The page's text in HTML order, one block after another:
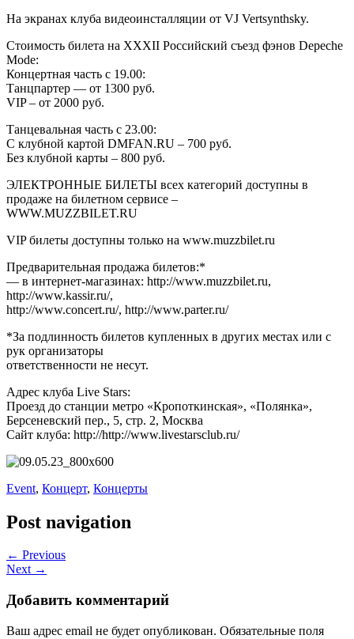
На экранах клуба видеоинсталляции от VJ Vertsynthsky.
Стоимость билета на XXXII Российский съезд фэнов Depeche
Mode:
Концертная часть с 19.00:
Танцпартер — от 1300 руб.
VIP – от 2000 руб.
Танцевальная часть с 23.00:
С клубной картой DMFAN.RU – 700 руб.
Без клубной карты – 800 руб.
ЭЛЕКТРОННЫЕ БИЛЕТЫ всех категорий доступны в
продаже на билетном сервисе –
WWW.MUZZBILET.RU
VIP билеты доступны только на www.muzzbilet.ru
Предварительная продажа билетов:*
— в интернет-магазинах: http://www.muzzbilet.ru,
http://www.kassir.ru/,
http://www.concert.ru/, http://www.parter.ru/
*За подлинность билетов купленных в других местах или с
рук организаторы
ответственности не несут.
Адрес клуба Live Stars:
Проезд до станции метро «Кропоткинская», «Полянка»,
Берсеневский пер., 5, стр. 2, Москва
Сайт клуба: http://http://www.livestarsclub.ru/
Event, Концерт, Концерты
Post navigation
← Previous
Next →
Добавить комментарий
Ваш адрес email не будет опубликован. Обязательные поля